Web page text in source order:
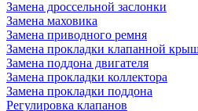
Замена дроссельной заслонки
Замена маховика
Замена приводного ремня
Замена прокладки клапанной
Замена поддона двигателя
Замена прокладки коллектора
Замена прокладки поддона
Регулировка клапанов